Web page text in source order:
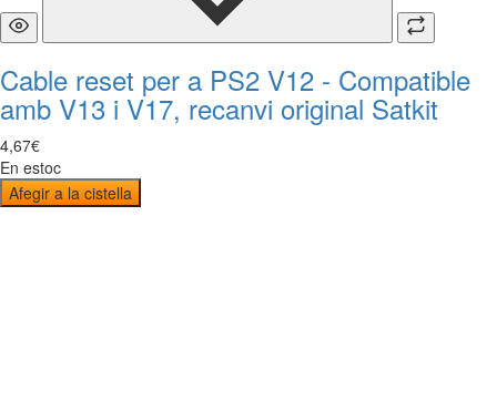
Cable reset per a PS2 V12 - Compatible
amb V13 i V17, recanvi original Satkit
4,67€
En estoc
Afegir a la cistella